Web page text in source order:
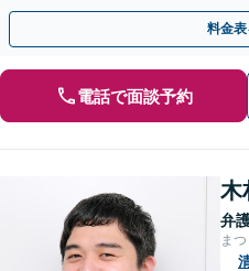
紛争予防をご検討の方も、お気軽に
料金
電話で面談予約
木
弁
ま